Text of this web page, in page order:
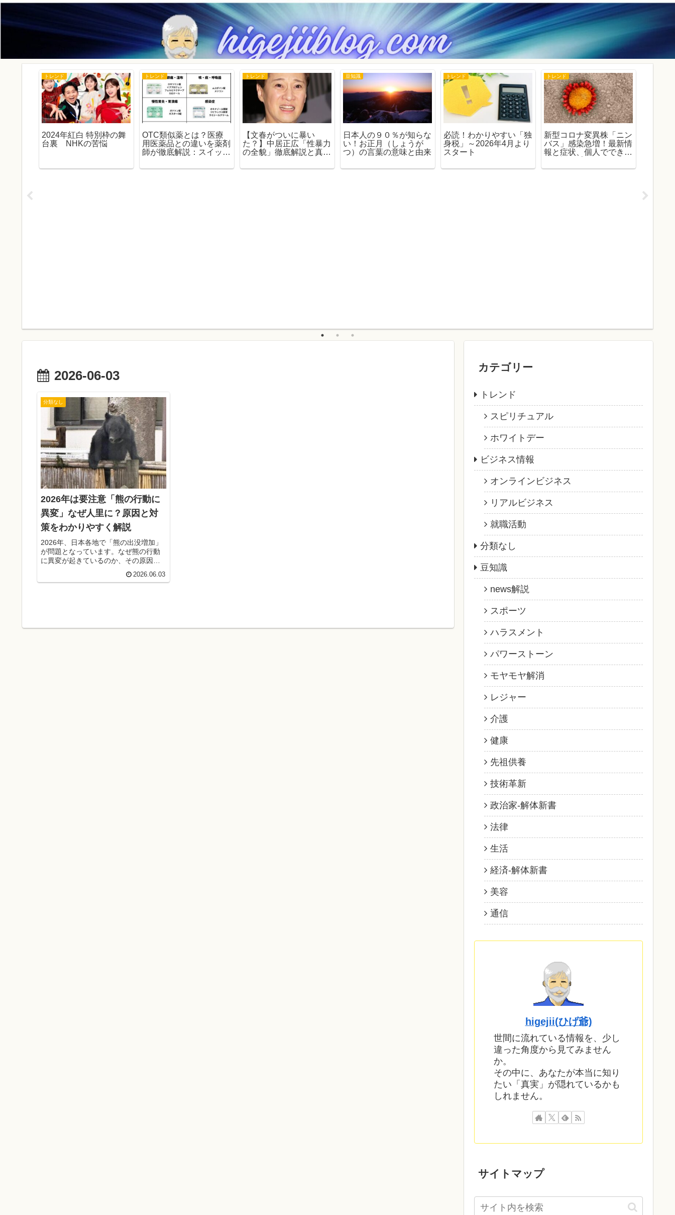
トレンド
2024年紅白 特別枠の舞
台裏 NHKの苦悩
トレンド
OTC類似薬とは？医療
用医薬品との違いを薬剤
師が徹底解説：スイッチ
完全ガイド
トレンド
【文春がついに暴い
た？】中居正広「性暴力
の全貌」徹底解説と真実
全履歴と社会への波紋
豆知識
日本人の９０％が知らな
い！お正月（しょうが
つ）の言葉の意味と由来
トレンド
必読！わかりやすい「独
身税」～2026年4月より
スタート
トレンド
新型コロナ変異株「ニン
バス」感染急増！最新情
報と症状、個人でできる
新】
2026-06-03
分類なし
2026年は要注意「熊の行動に
異変」なぜ人里に？原因と対
策をわかりやすく解説
2026年、日本各地で「熊の出没増加」
が問題となっています。なぜ熊の行動
に異変が起きているのか、その原因と
背景、人間側ができる具体的な対策を
2026.06.03
カテゴリー
トレンド
スピリチュアル
ホワイトデー
ビジネス情報
オンラインビジネス
リアルビジネス
就職活動
分類なし
豆知識
news解説
スポーツ
ハラスメント
パワーストーン
モヤモヤ解消
レジャー
介護
健康
先祖供養
技術革新
政治家‐解体新書
法律
生活
経済‐解体新書
美容
通信
higejii(ひげ爺)
世間に流れている情報を、少し
違った角度から見てみません
か。
その中に、あなたが本当に知り
たい「真実」が隠れているかも
しれません。
サイトマップ